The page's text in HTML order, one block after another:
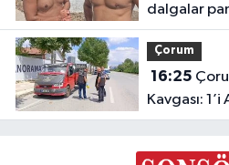
dalgalar
kurtarıldı
Çorum
16:25
Kavgası: 1’i